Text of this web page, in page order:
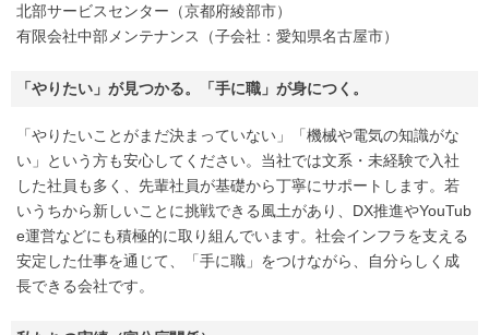
北部サービスセンター（京都府綾部市）
有限会社中部メンテナンス（子会社：愛知県名古屋市）
「やりたい」が見つかる。「手に職」が身につく。
「やりたいことがまだ決まっていない」「機械や電気の知識がな
い」という方も安心してください。当社では文系・未経験で入社
した社員も多く、先輩社員が基礎から丁寧にサポートします。若
いうちから新しいことに挑戦できる風土があり、DX推進やYouTub
e運営などにも積極的に取り組んでいます。社会インフラを支える
安定した仕事を通じて、「手に職」をつけながら、自分らしく成
長できる会社です。